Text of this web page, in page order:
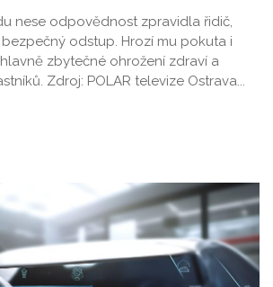
nese odpovědnost zpravidla řidič,
odstup. Hrozí mu pokuta i
zbytečné ohrožení zdraví a
Zdroj: POLAR televize Ostrava...